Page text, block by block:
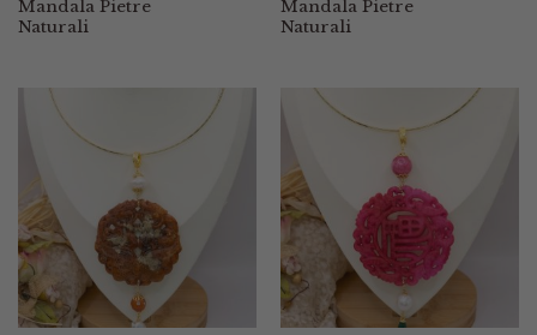
Mandala Pietre
Naturali
Mandala Pietre
Naturali